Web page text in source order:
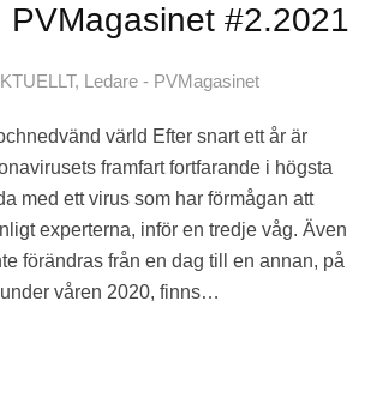
PVMagasinet #2.2021
, Ledare - PVMagasinet
värld Efter snart ett år är
framfart fortfarande i högsta
med ett virus som har förmågan att
experterna, inför en tredje våg. Även
förändras från en dag till en annan, på
våren 2020, finns…